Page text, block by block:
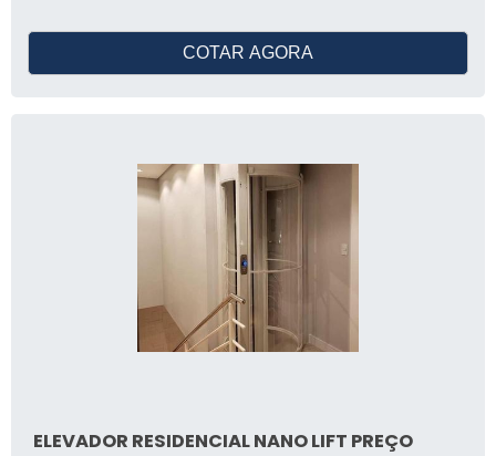
edifícios e espaços públicos. Ela consiste
em uma plataforma elevatória que se move
Geralmente, a plataforma de acessibilidade
é instalada ao lado de uma escada ou de
um pequeno desnível, proporcionando mais
segurança e autonomia para as pessoas
com deficiência ou mobilidade reduzida.
Além disso, ela pode ser acionada por meio
de botões ou controle remoto, garantindo
maior comodidade e independência para o
COTAR AGORA
ELEVADOR RESIDENCIAL NANO LIFT PREÇO